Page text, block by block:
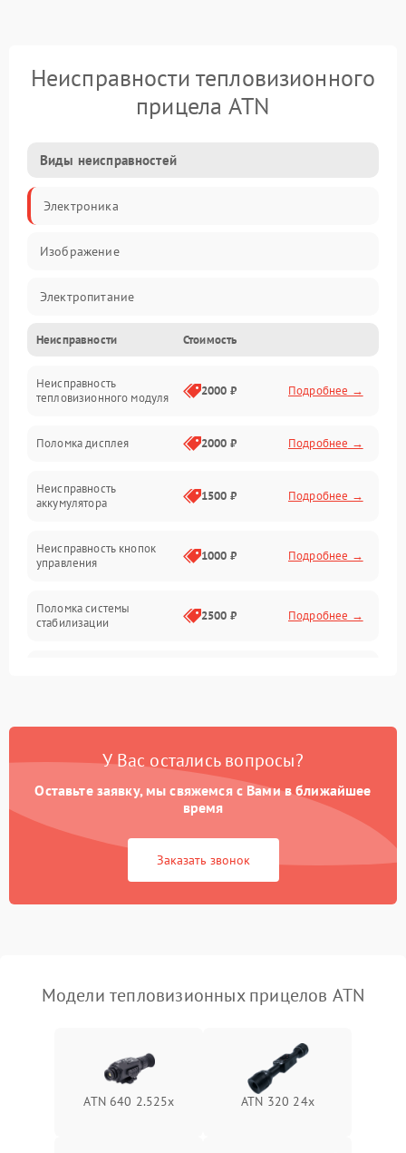
Неисправности тепловизионного
прицела ATN
Виды неисправностей
Электроника
Изображение
Электропитание
Измерения
Матрица
Неисправности Стоимость
Неисправность
тепловизионного модуля
2000 ₽ Подробнее →
Поломка дисплея 2000 ₽ Подробнее →
Неисправность
аккумулятора
1500 ₽ Подробнее →
Неисправность кнопок
управления
1000 ₽ Подробнее →
Поломка системы
стабилизации
2500 ₽ Подробнее →
Неисправность системы
Поломка системы GPS 2000 ₽ Подробнее →
Повреждение системы
защиты от перегрузок
1500 ₽
автоматического
1500 ₽ Подробнее →
Неисправность системы
защиты от
Подробнее →
У Вас остались вопросы?
Оставьте заявку, мы свяжемся с Вами в ближайшее
время
Заказать звонок
Модели тепловизионных прицелов ATN
ATN 640 2.525x ATN 320 24x